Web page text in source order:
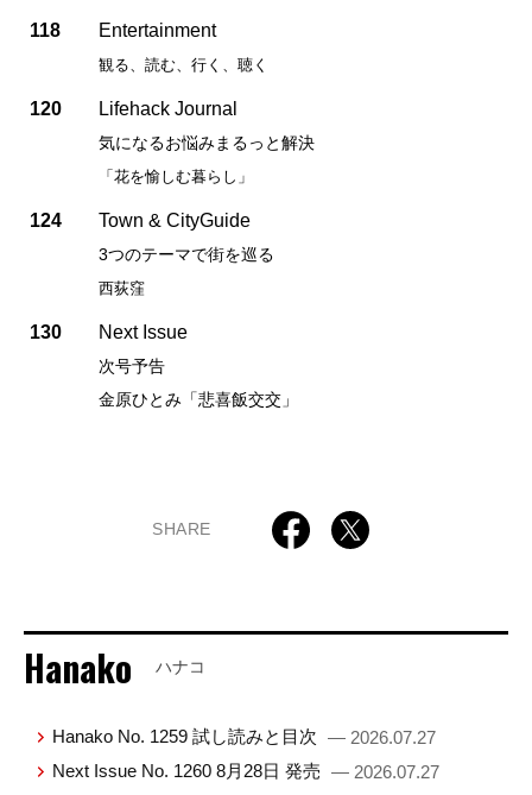
118 Entertainment
観る、読む、行く、聴く
120 Lifehack Journal
気になるお悩みまるっと解決
「花を愉しむ暮らし」
124 Town & CityGuide
3つのテーマで街を巡る
西荻窪
130 Next Issue
次号予告
金原ひとみ「悲喜飯交交」
SHARE
Hanako ハナコ
Hanako No. 1259 試し読みと目次 — 2026.07.27
Next Issue No. 1260 8月28日 発売 — 2026.07.27